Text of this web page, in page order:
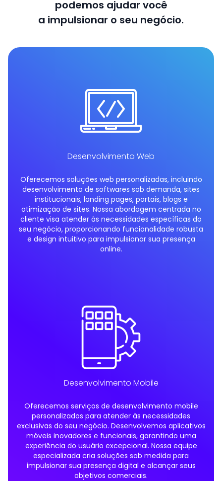
podemos ajudar você
a impulsionar o seu negócio.
Desenvolvimento Web
Oferecemos soluções web personalizadas, incluindo
desenvolvimento de softwares sob demanda, sites
institucionais, landing pages, portais, blogs e
otimização de sites. Nossa abordagem centrada no
cliente visa atender às necessidades específicas do
seu negócio, proporcionando funcionalidade robusta
e design intuitivo para impulsionar sua presença
online.
Desenvolvimento Mobile
Oferecemos serviços de desenvolvimento mobile
personalizados para atender às necessidades
exclusivas do seu negócio. Desenvolvemos aplicativos
móveis inovadores e funcionais, garantindo uma
experiência do usuário excepcional. Nossa equipe
especializada cria soluções sob medida para
impulsionar sua presença digital e alcançar seus
objetivos comerciais.